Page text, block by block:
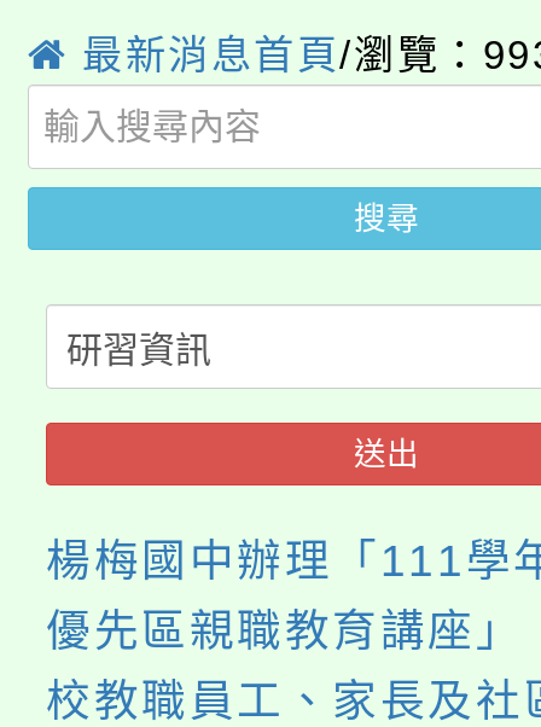
系所師生報名參加。
學籍身 分審查程序及
版
淨零綠領人才培育課程
公告本校115學年度第
代理(課)教師甄選結果(
「2026金融保險知識
桃園市115學年度學生
代理(課)教師甄選結果(
公告本校115學年度第
代理(課)教師甄選結果(
轉知中國文化大學推廣
《TA101》溝通分析基
程，歡迎學生輔導中心
心理、諮商輔導、社會
系所師生報名參加。
最新消息首頁/瀏覽：
搜尋
送出
楊梅國中辦理「111學
優先區親職教育講座」
校教職員工、家長及社